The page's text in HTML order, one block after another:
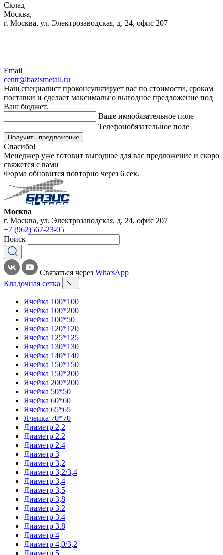
Склад
Москва,
г. Москва, ул. Электрозаводская, д. 24, офис 207
Email
centr@bazismetall.ru
Наш специалист проконсультирует вас по стоимости, срокам
поставки и сделает максимально выгодное предложение под
Ваш бюджет.
Ваше имяобязательное поле
Телефонобязательное поле
Получить предложение
Спасибо!
Менеджер уже готовит выгодное для вас предложение и скоро
свяжется с вами
Форма обновится повторно через 6 сек.
Москва
г. Москва, ул. Электрозаводская, д. 24, офис 207
+7 (962)567-23-05
Поиск
Связаться через WhatsApp
Кладочная сетка
Ячейка 100*100
Ячейка 100*200
Ячейка 100*50
Ячейка 120*120
Ячейка 125*125
Ячейка 130*130
Ячейка 140*140
Ячейка 150*150
Ячейка 150*200
Ячейка 200*200
Ячейка 50*50
Ячейка 60*60
Ячейка 65*65
Ячейка 70*70
Диаметр 2,2
Диаметр 2.2
Диаметр 2.4
Диаметр 3
Диаметр 3,2
Диаметр 3,2/3,4
Диаметр 3,4
Диаметр 3,5
Диаметр 3,8
Диаметр 3.2
Диаметр 3.4
Диаметр 3.8
Диаметр 4
Диаметр 4,0/3,2
Диаметр 5